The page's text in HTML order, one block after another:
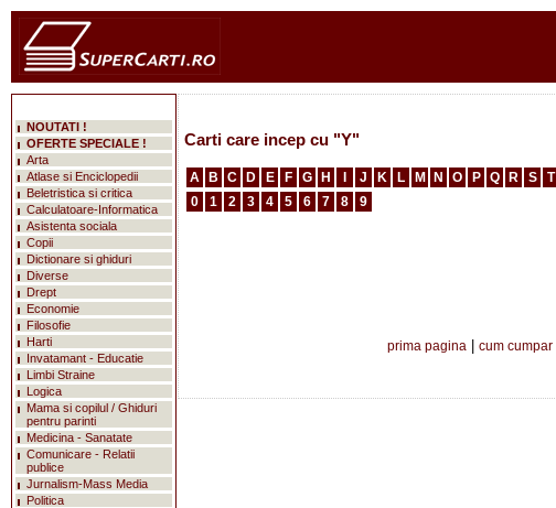
Carti care incep cu "Y"
A B C D E F G H J K L M N O P Q R S T
0
1 2 3 4 5 6 7 8 9
prima pagina cum cumpar
NOUTATI !
OFERTE SPECIALE !
Arta
Atlase si Enciclopedii
Beletristica si critica
Calculatoare-Informatica
Asistenta sociala
Copii
Dictionare si ghiduri
Diverse
Drept
Economie
Filosofie
Harti
Invatamant - Educatie
Limbi Straine
Logica
Mama si copilul / Ghiduri
pentru parinti
Medicina - Sanatate
Comunicare - Relatii
publice
Jurnalism-Mass Media
Politica